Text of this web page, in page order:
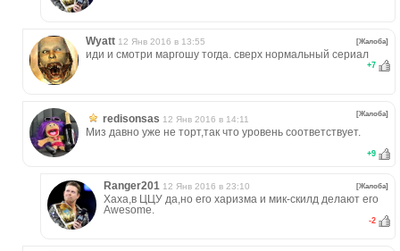
Wyatt 12 Янв 2016 в 13:55 [Жалоба]
иди и смотри маргошу тогда. сверх нормальный сериал
+7
redisonsas 12 Янв 2016 в 14:11
[Жалоба]
Миз давно уже не торт,так что уровень соответствует.
+9
Ranger201 12 Янв 2016 в 23:10 [Жалоба]
Хаха,в ЦЦУ да,но его харизма и мик-скилд делают его
Awesome.
-2